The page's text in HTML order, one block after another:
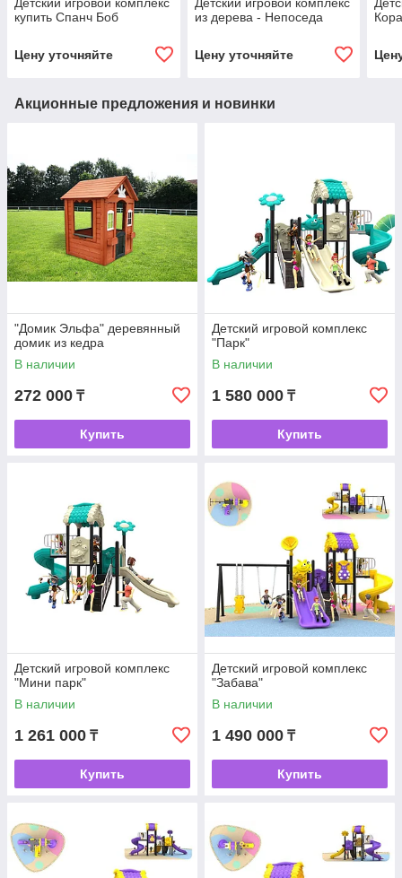
Детский игровой комплекс
купить Спанч Боб
Цену уточняйте
Детский игровой комплекс
из дерева - Непоседа
Цену уточняйте
Акционные предложения и новинки
"Домик Эльфа" деревянный
домик из кедра
В наличии
272 000 ₸
Купить
Детский игровой комплекс
"Парк"
В наличии
1 580 000 ₸
Купить
Детский игровой комплекс
"Мини парк"
В наличии
1 261 000 ₸
Купить
Детский игровой комплекс
"Забава"
В наличии
1 490 000 ₸
Купить